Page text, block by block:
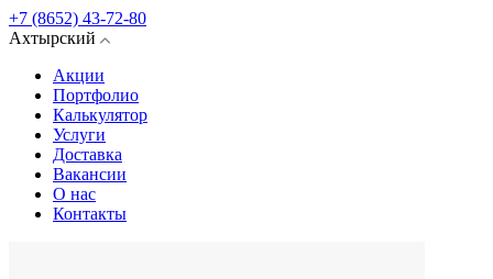
+7 (8652) 43-72-80
Ахтырский
Акции
Портфолио
Калькулятор
Услуги
Доставка
Вакансии
О нас
Контакты